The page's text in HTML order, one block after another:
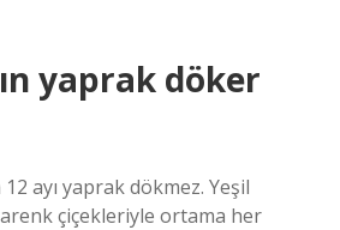
yaprak döker
12 ayı yaprak dökmez. Yeşil
çiçekleriyle ortama her